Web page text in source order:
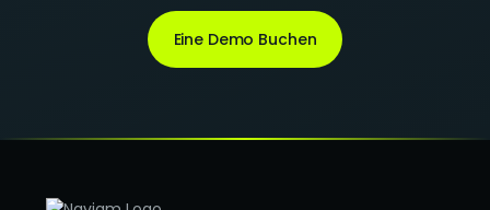
Eine Demo Buchen